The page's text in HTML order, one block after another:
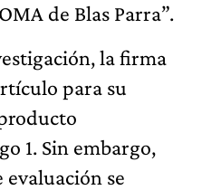
de Blas Parra”.
la firma
para su
1. Sin embargo,
se